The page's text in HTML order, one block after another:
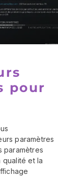
pour
paramètres
paramètres
qualité et la